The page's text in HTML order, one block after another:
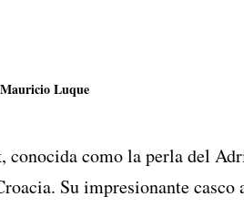
Mauricio Luque
conocida como la perla del
Su impresionante